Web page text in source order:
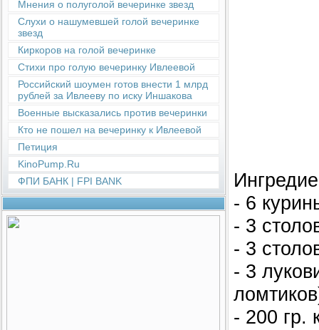
Мнения о полуголой вечеринке звезд
Слухи о нашумевшей голой вечеринке
звезд
Киркоров на голой вечеринке
Стихи про голую вечеринку Ивлеевой
Российский шоумен готов внести 1 млрд
рублей за Ивлееву по иску Иншакова
Военные высказались против вечеринки
Кто не пошел на вечеринку к Ивлеевой
Петиция
KinoPump.Ru
ФПИ БАНК | FPI BANK
- 6
- 3
- 3
- 3
- 200 гр.